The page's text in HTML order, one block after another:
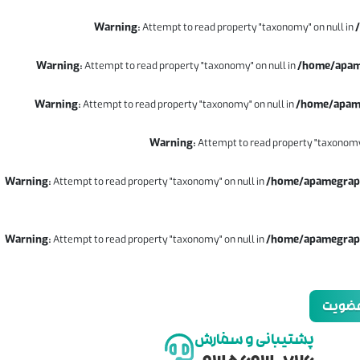
Warning: Attempt to read property "taxonomy" on null in
Warning: Attempt to read property "taxonomy" on null in/home/
Warning: Attempt to read property "taxonomy" on null in/home/
Warning: Attempt to read property
Warning: Attempt to read property "taxonomy" on null in/home/
Warning: Attempt to read property "taxonomy" on null in/home/
پشتیبانی و سفارش